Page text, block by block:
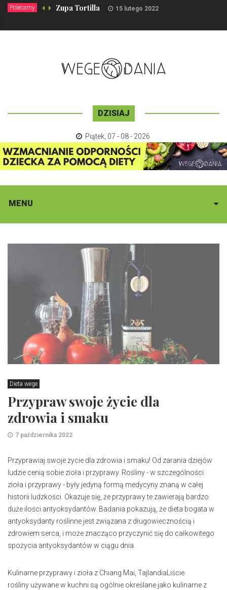
Polecamy Zupa Tortilla 15 lutego 2022
DZISIAJ
Piątek 07 - 08 - 2026
MENU
Dieta wege
Przypraw swoje życie dla
zdrowia i smaku
7 października 2022
Przyprawiaj swoje życie dla zdrowia i smaku! Od zarania dziejów
ludzie cenią sobie zioła i przyprawy. Rośliny - w szczególności
zioła i przyprawy - były jedyną formą medycyny znaną w całej
historii ludzkości. Okazuje się, że przyprawy te zawierają bardzo
duże ilości antyoksydantów. Badania pokazują, że dieta bogata w
antyoksydanty roślinne jest związana z długowiecznością i
zdrowiem serca, i może znacząco przyczynić się do całkowitego
spożycia antyoksydantów w ciągu dnia.
Kulinarne przyprawy i zioła z Chiang Mai, TajlandiaLiście
rośliny używane w kuchni są ogólnie określane jako kulinarne z